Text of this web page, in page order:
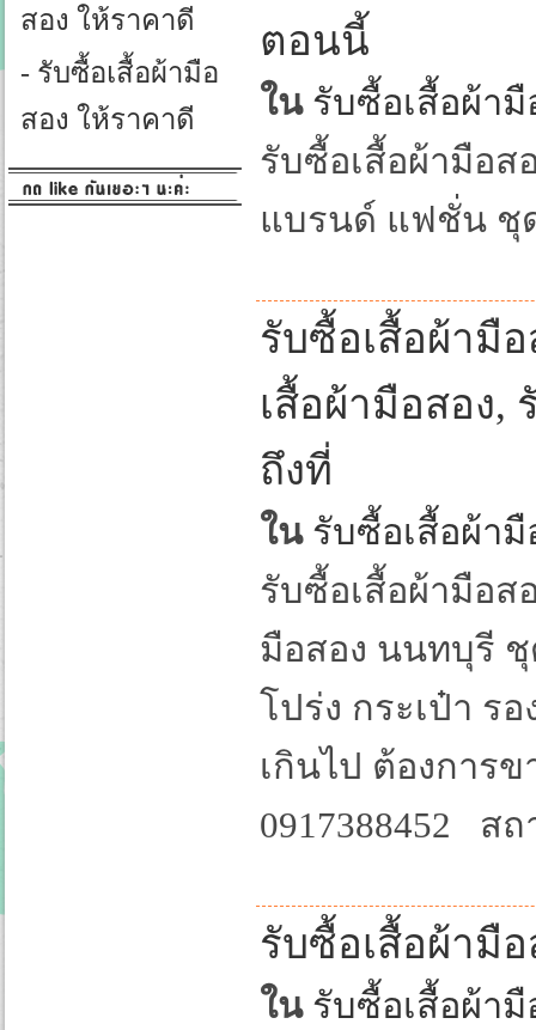
สอง ให้ราคาดี
- รับซื้อเสื้อผ้ามือ
สอง ให้ราคาดี
ตอนนี้
ใน รับซื้อเสื้อผ้า
รับซื้อเสื้อผ้ามือ
แบรนด์ แฟชั่น ชุ
รับซื้อเสื้อผ้ามื
เสื้อผ้ามือสอง,
ถึงที่
ใน รับซื้อเสื้อผ้า
รับซื้อเสื้อผ้ามือส
มือสอง นนทบุรี ชุ
โปร่ง กระเป๋า
เกินไป ต้องการ
0917388452 สถ
รับซื้อเสื้อผ้ามื
ใน รับซื้อเสื้อผ้า